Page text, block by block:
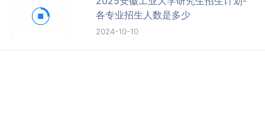
各专业招生人数是多少
2024-10-10